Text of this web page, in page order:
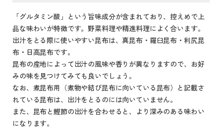
「グルタミン酸」という旨味成分が含まれており、控えめで上
品な味わいが特徴です。野菜料理や精進料理によく合います。
出汁をとる際に使いやすい昆布は、真昆布・羅臼昆布・利尻昆
布・日高昆布です。
昆布の産地によって出汁の風味や香りが異なりますので、お好
みの味を見つけてみても良いでしょう。
なお、煮昆布用（煮物や結び昆布に向いている昆布）と記載さ
れている昆布は、出汁をとるのには向いていません。
また、昆布と鰹節の出汁を合わせると、より深みのある味わい
になります。